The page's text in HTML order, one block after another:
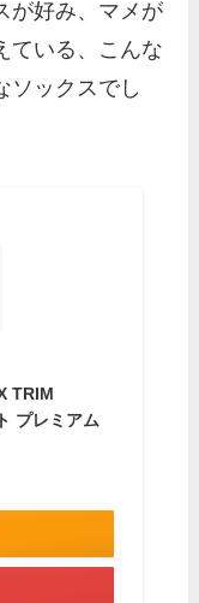
が好み、マメが
ている、こんな
ソックスでし
TRIM
プレミアム